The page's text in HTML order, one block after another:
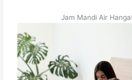
Jam Mandi Air